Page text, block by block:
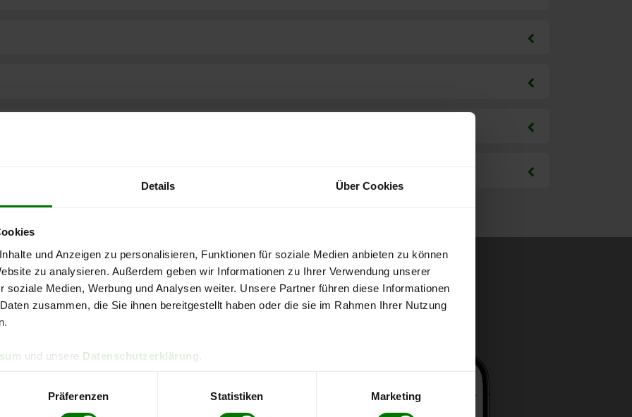
Details Über Cookies
und Anzeigen zu personalisieren, Funktionen für soziale Medien anbieten zu können
zu analysieren. Außerdem geben wir Informationen zu Ihrer Verwendung unserer
soziale Medien, Werbung und Analysen weiter. Unsere Partner führen diese Informationen
zusammen, die Sie ihnen bereitgestellt haben oder die sie im Rahmen Ihrer Nutzung
und unsere Datenschutzerklärung
Präferenzen Statistiken Marketing
kostenlose
direkt online bestellen
aktuellen Stand